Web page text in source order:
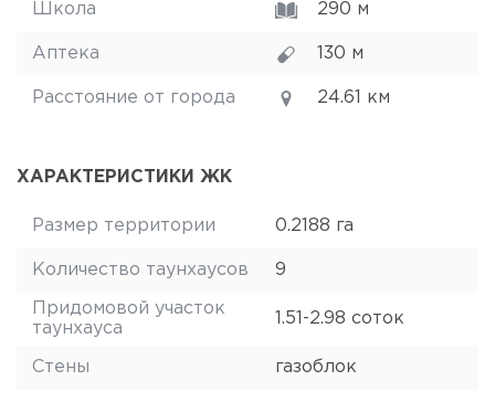
Школа 290 м
Аптека 130 м
Расстояние от города 24.61 км
ХАРАКТЕРИСТИКИ ЖК
Размер территории 0.2188 га
Количество таунхаусов 9
Придомовой участок
таунхауса
1.51-2.98 соток
Стены газоблок